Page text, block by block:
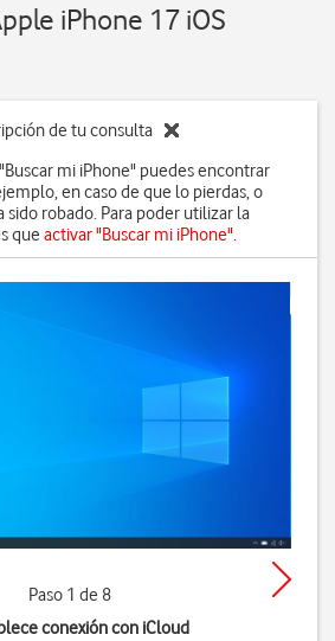
iPhone 17 iOS
de tu consulta
mi iPhone" puedes encontrar
en caso de que lo pierdas, o
sido robado. Para poder utilizar la
queactivar "Buscar mi iPhone".
Paso 1 de 8
conexión con iCloud